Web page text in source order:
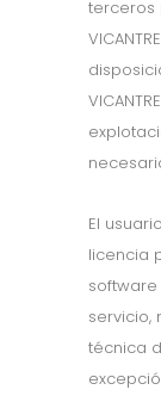
terceros
El
licencia
servicio,
técnica